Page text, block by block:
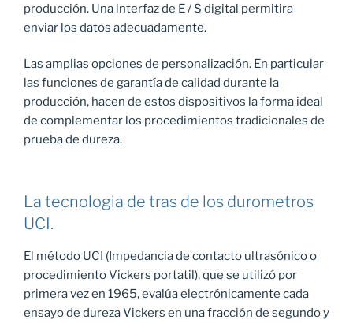
producción. Una interfaz de E / S digital permitira
enviar los datos adecuadamente.
Las amplias opciones de personalización. En particular
las funciones de garantía de calidad durante la
producción, hacen de estos dispositivos la forma ideal
de complementar los procedimientos tradicionales de
prueba de dureza.
La tecnologia de tras de los durometros
UCI.
El método UCI (Impedancia de contacto ultrasónico o
procedimiento Vickers portatil), que se utilizó por
primera vez en 1965, evalúa electrónicamente cada
ensayo de dureza Vickers en una fracción de segundo y